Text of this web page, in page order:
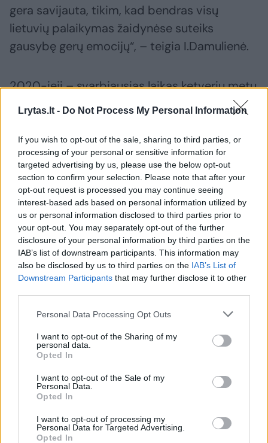
Lrytas.lt - Do Not Process My Personal Information
If you wish to opt-out of the sale, sharing to third parties, or
processing of your personal or sensitive information for
targeted advertising by us, please use the below opt-out
section to confirm your selection. Please note that after your
opt-out request is processed you may continue seeing
interest-based ads based on personal information utilized by
us or personal information disclosed to third parties prior to
your opt-out. You may separately opt-out of the further
disclosure of your personal information by third parties on the
IAB’s list of downstream participants. This information may
also be disclosed by us to third parties on the IAB’s List of
Downstream Participants that may further disclose it to other
Personal Data Processing Opt Outs
I want to opt-out of the Sharing of my
personal data.
Opted In
I want to opt-out of the Sale of my
Personal Data.
Opted In
I want to opt-out of processing my
Personal Data for Targeted Advertising.
Opted In
gera savijauta, tikim, kad bendras visų
lietuvių palaikymas žaidynėse suteiks
gausybę gerų emocijų“, – teigia I.Damulienė.
2020-ieji – svarbiausias laikas ketverių metų
olimpiniame cikle, kurį vainikuos liepos 24–
olimpinės žaidynės. Iš LTeam komandos narių
kelialapius į svarbiausią pasaulio sporto
renginį yra iškovoję jau 23 sportininkai, o dar
daugiau nei 100 siekia šio tikslo, todėl
artimiausiai mėnesiai jiems – itin svarbūs.
„Džiaugiamės į savo partnerių būrį priimdami
dar vieną stiprią įmonę. Neabejojame, kad
mūsų bendradarbiavimas palengvins LTeam
sporto renginiui“, – akcentuoja Lietuvos
tautinio olimpinio komiteto (LTOK)
prezidentė Daina Gudzinevičiūtė. – Prieš
olimpines žaidynes mūsų rinktinės gydytojai
pateikia reikiamų medicininių priemonių
sąrašą, kuris – išties ilgas.